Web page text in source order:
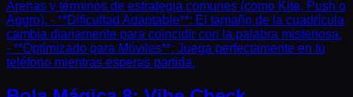
Arenas y términos de estrategia comunes (como Kite, Push o
Aggro). - **Dificultad Adaptable**: El tamaño de la cuadrícula
cambia diariamente para coincidir con la palabra misteriosa.
- **Optimizado para Móviles**: Juega perfectamente en tu
teléfono mientras esperas partida.